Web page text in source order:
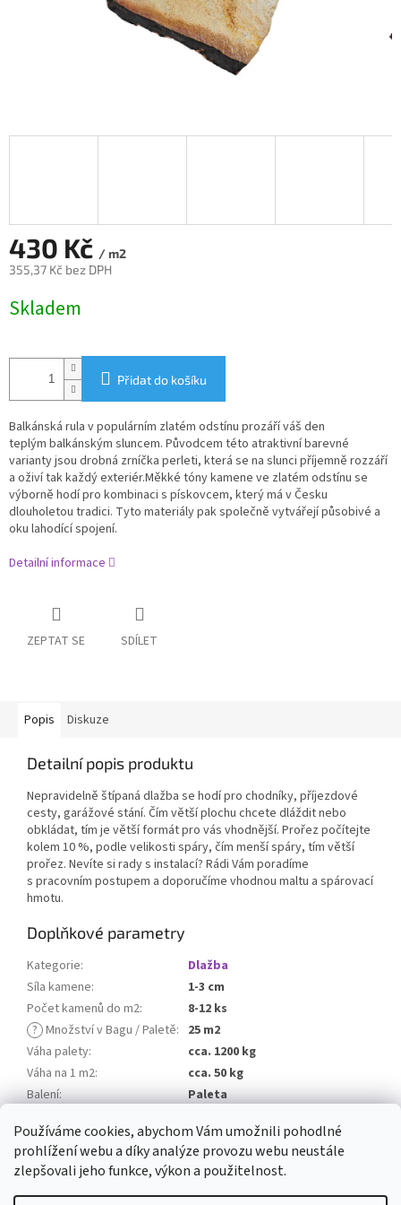
Používáme cookies, abychom Vám umožnili pohodlné
prohlížení webu a díky analýze provozu webu neustále
zlepšovali jeho funkce, výkon a použitelnost.
430 Kč / m2
355,37 Kč bez DPH
cena:
Skladem
Přidat do košíku
Balkánská rula v populárním zlatém odstínu prozáří váš den
teplým balkánským sluncem. Původcem této atraktivní barevné
varianty jsou drobná zrníčka perleti, která se na slunci příjemně rozzáří
a oživí tak každý exteriér.Měkké tóny kamene ve zlatém odstínu se
výborně hodí pro kombinaci s pískovcem, který má v Česku
dlouholetou tradici. Tyto materiály pak společně vytvářejí působivé a
oku lahodící spojení.
Detailní informace
ZEPTAT SE SDÍLET
Popis Diskuze
Detailní popis produktu
Nepravidelně štípaná dlažba se hodí pro chodníky, příjezdové
cesty, garážové stání. Čím větší plochu chcete dláždit nebo
obkládat, tím je větší formát pro vás vhodnější. Prořez počítejte
kolem 10 %, podle velikosti spáry, čím menší spáry, tím větší
prořez. Nevíte si rady s instalací? Rádi Vám poradíme
s pracovním postupem a doporučíme vhodnou maltu a spárovací
hmotu.
Doplňkové parametry
Kategorie:
Dlažba
Síla kamene:
1-3 cm
Počet kamenů do m2:
8-12 ks
? Množství v Bagu / Paletě: 25 m2
Váha palety:
cca. 1200 kg
Váha na 1 m2:
cca. 50 kg
Balení:
Paleta